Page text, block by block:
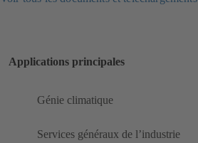
Applications principales
Génie climatique
Services généraux de l’industrie